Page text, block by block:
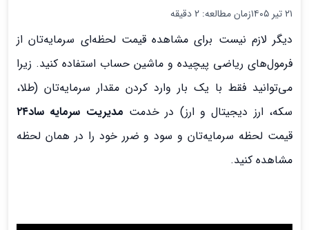
۲۱ تیر ۱۴۰۵ زمان مطالعه: 2 دقیقه
دیگر لازم نیست برای مشاهده قیمت لحظه‌ای سرمایه‌تان از
فرمول‌های ریاضی پیچیده و ماشین حساب استفاده کنید. زیرا
می‌توانید فقط با یک بار وارد کردن مقدار سرمایه‌تان (طلا،
سکه، ارز دیجیتال و ارز) در خدمت مدیریت سرمایه ساد۲۴
قیمت لحظه سرمایه‌تان و سود و ضرر خود را در همان لحظه
مشاهده کنید.